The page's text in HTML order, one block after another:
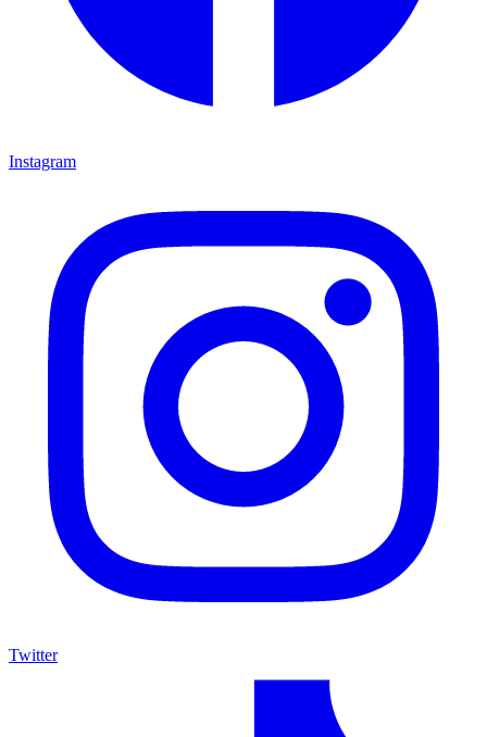
Instagram
Twitter